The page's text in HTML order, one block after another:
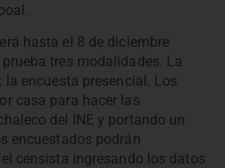
hasta el 8 de diciembre
tres modalidades. La
encuesta presencial. Los
casa para hacer las
del INE y portando un
encuestados podrán
censista ingresando los datos